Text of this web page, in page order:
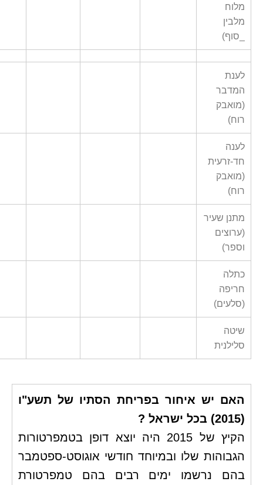
מלוח
מלבין
_סוף)
לענת
המדבר
(מואבק
רוח)
לענה
חד-זרעית
(מואבק
רוח)
מתנן שעיר
(ערוצים
וספר)
כתלה
חריפה
(סלעים)
שיטה
סלילנית
האם יש איחור בפריחת הסתיו של תשע"ו
(2015) בכל ישראל ?
הקיץ של 2015 היה יוצא דופן בטמפרטורות
הגבוהות שלו ובמיוחד חודשי אוגוסט-ספטמבר
בהם נרשמו ימים רבים בהם טמפרטורת